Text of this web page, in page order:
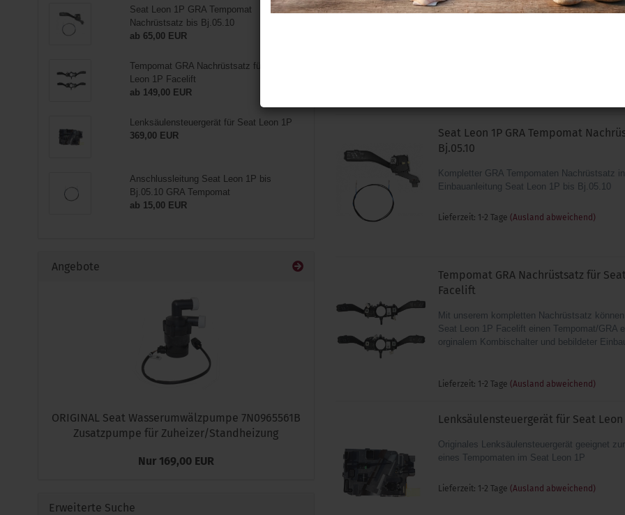
Tempomat
Anschlussleitung zum Anschluss eines
Seat Leon 1P GRA Tempomat
Bj.05.10
Kompletter GRA Tempomaten Nachrüstsatz
Einbauanleitung Seat Leon 1P bis Bj.05.10
Lieferzeit: 1-2 Tage (Ausland abweichend)
Tempomat GRA Nachrüstsatz für
Facelift
Mit unserem kompletten Nachrüstsatz
Seat Leon 1P Facelift einen Tempomat/GRA
orginalem Kombischalter und bebildeter
Lieferzeit: 1-2 Tage (Ausland abweichend)
Lenksäulensteuergerät für Seat Leon
Originales Lenksäulensteuergerät geeignet
eines Tempomaten im Seat Leon 1P
Lieferzeit: 1-2 Tage (Ausland abweichend)
Seat Leon 1P GRA Tempomat
Nachrüstsatz bis Bj.05.10
ab 65,00 EUR
Tempomat GRA Nachrüstsatz für Seat
Leon 1P Facelift
ab 149,00 EUR
Lenksäulensteuergerät für Seat Leon 1P
369,00 EUR
Anschlussleitung Seat Leon 1P bis
Bj.05.10 GRA Tempomat
ab 15,00 EUR
Angebote
ORIGINAL Seat Wasserumwälzpumpe 7N0965561B
Zusatzpumpe für Zuheizer/Standheizung
Nur 169,00 EUR
Erweiterte Suche